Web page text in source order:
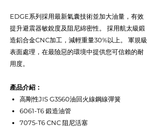
EDGE系列採用最新氣囊技術並加大油量，有效
提升避震器敏銳度及阻尼綿密性。 採用航太級鍛
造鋁合金CNC加工，減輕重量30%以上。 軍規級
表面處理，在最險惡的環境中提供您可信賴的耐
用度。
產品介紹：
高剛性JIS G3560油回火線鋼線彈簧
6061-T6 鍛造油管
7075-T6 CNC 阻尼活塞